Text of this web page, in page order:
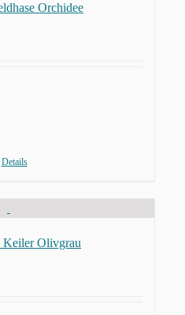
Orchidee
Details
Keiler Olivgrau